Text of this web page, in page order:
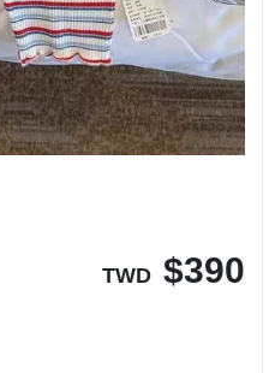
TWD $390